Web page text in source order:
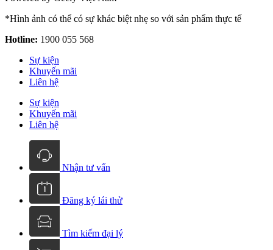
*Hình ảnh có thể có sự khác biệt nhẹ so với sản phẩm thực tế
Hotline: 1900 055 568
Sự kiện
Khuyến mãi
Liên hệ
Sự kiện
Khuyến mãi
Liên hệ
Nhận tư vấn
Đăng ký lái thử
Tìm kiếm đại lý